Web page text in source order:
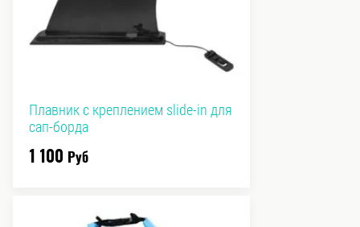
Плавник с креплением slide-in для
сап-борда
1 100 Руб